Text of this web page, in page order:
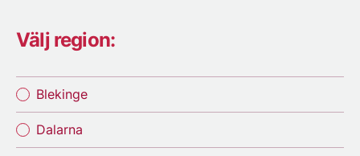
Välj region:
Blekinge
Dalarna